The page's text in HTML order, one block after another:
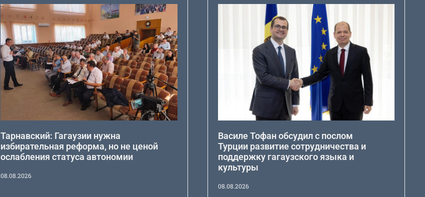
Тарнавский: Гагаузии нужна
избирательная реформа, но не ценой
ослабления статуса автономии
08.08.2026
Василе Тофан обсудил с послом
Турции развитие сотрудничества и
поддержку гагаузского языка и
культуры
08.08.2026